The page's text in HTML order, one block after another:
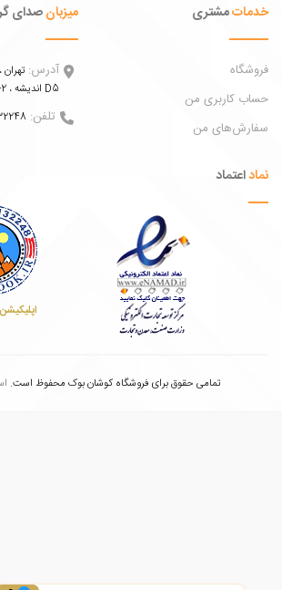
مشتری
کاربری من
من
صدای گرمتان
آدرس:تهران ، م
تلفن:09351132248
اپلیکیشن
تمامی حقوق برای فروشگاه کوشان بوک محفوظ است.استاندارد